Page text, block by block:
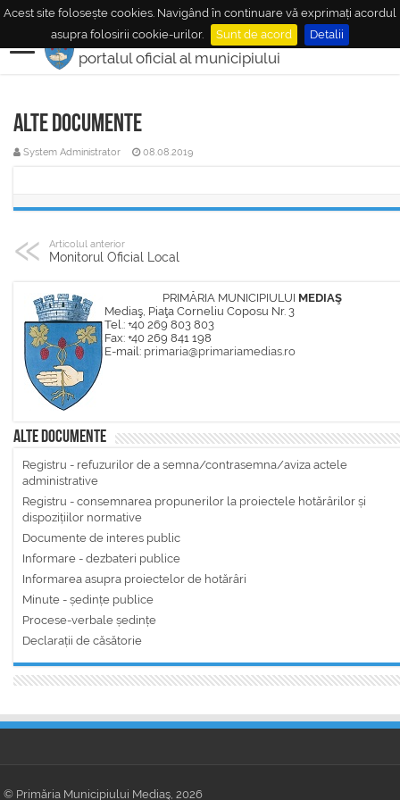
Acest site folosește cookies. Navigând în continuare vă exprimați acordul
asupra folosirii cookie-urilor.
Sunt de acord Detalii
MUNICIPIULMEDIAŞ
portalul oficial al municipiului
Alte documente
System Administrator 08.08.2019
Articolul anterior
Monitorul Oficial Local
PRIMĂRIA MUNICIPIULUI MEDIAŞ
Mediaş, Piaţa Corneliu Coposu Nr. 3
Tel.: +40 269 803 803
Fax: +40 269 841 198
E-mail: primaria@primariamedias.ro
Alte documente
Registru - refuzurilor de a semna/contrasemna/aviza actele
administrative
Registru - consemnarea propunerilor la proiectele hotărârilor și
dispozițiilor normative
Documente de interes public
Informare - dezbateri publice
Informarea asupra proiectelor de hotărâri
Minute - ședințe publice
Procese-verbale ședințe
Declarații de căsătorie
© Primăria Municipiului Mediaş, 2026